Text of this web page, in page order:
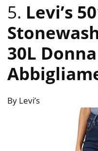
5. Levi’s
30L Donna
By Levi’s